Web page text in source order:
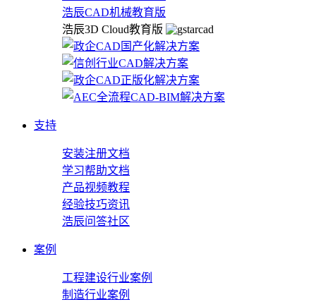
浩辰CAD机械教育版
浩辰3D Cloud教育版
支持
安装注册文档
学习帮助文档
产品视频教程
经验技巧资讯
浩辰问答社区
案例
工程建设行业案例
制造行业案例